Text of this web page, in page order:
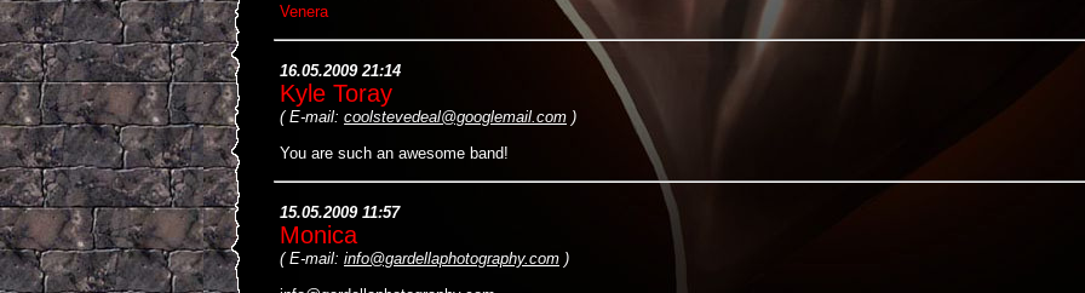
Venera
16.05.2009 21:14
Kyle Toray
(E-mail: coolstevedeal@googlemail.com )
You are such an awesome band!
15.05.2009 11:57
Monica
(E-mail: info@gardellaphotography.com )